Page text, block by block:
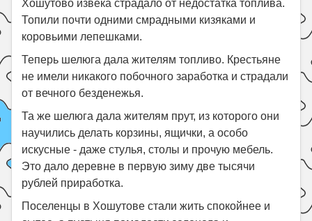
Хошутово извека страдало от недостатка топлива.
Топили почти одними смрадными кизяками и
коровьими лепешками.
Теперь шелюга дала жителям топливо. Крестьяне
не имели никакого побочного заработка и страдали
от вечного безденежья.
Та же шелюга дала жителям прут, из которого они
научились делать корзины, ящички, а особо
искусные - даже стулья, столы и прочую мебель.
Это дало деревне в первую зиму две тысячи
рублей приработка.
Поселенцы в Хошутове стали жить спокойнее и